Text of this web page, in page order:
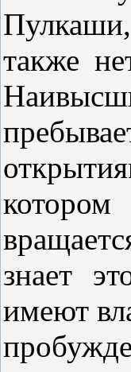
также
знает
имеют